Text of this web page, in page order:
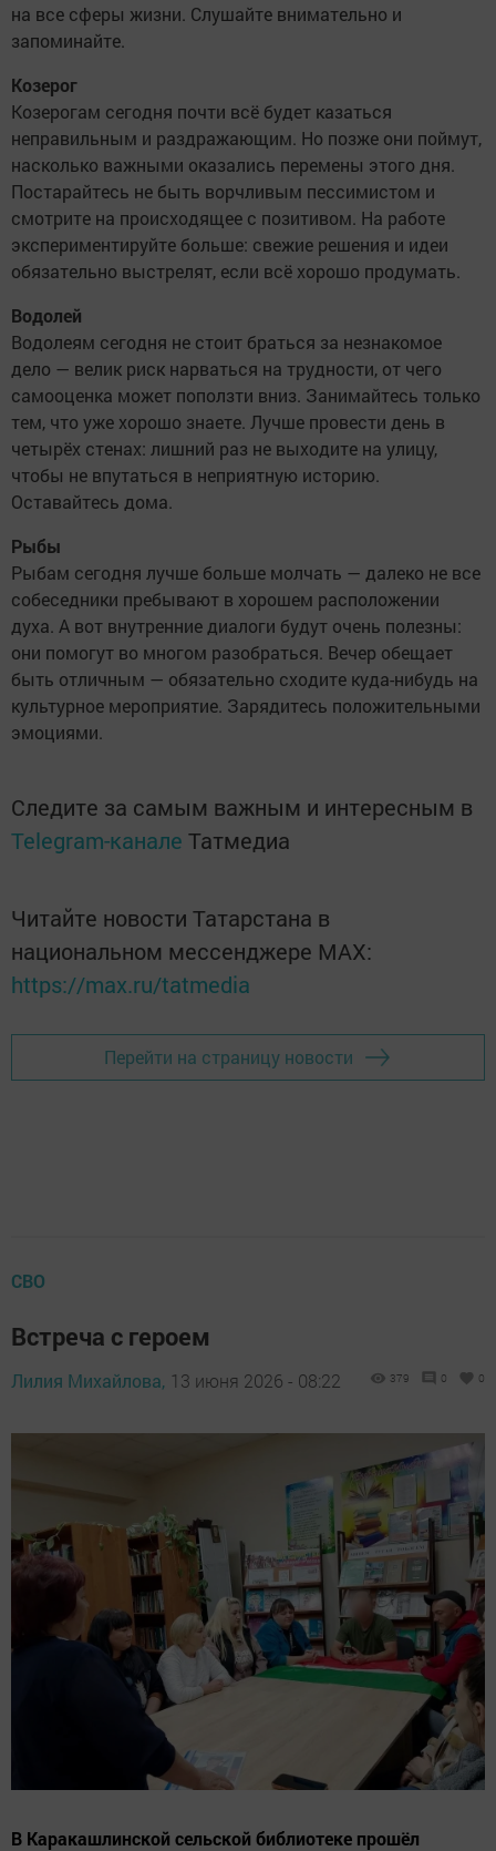
на все сферы жизни. Слушайте внимательно и
запоминайте.
Козерог
Козерогам сегодня почти всё будет казаться
неправильным и раздражающим. Но позже они поймут,
насколько важными оказались перемены этого дня.
Постарайтесь не быть ворчливым пессимистом и
смотрите на происходящее с позитивом. На работе
экспериментируйте больше: свежие решения и идеи
обязательно выстрелят, если всё хорошо продумать.
Водолей
Водолеям сегодня не стоит браться за незнакомое
дело — велик риск нарваться на трудности, от чего
самооценка может поползти вниз. Занимайтесь только
тем, что уже хорошо знаете. Лучше провести день в
четырёх стенах: лишний раз не выходите на улицу,
чтобы не впутаться в неприятную историю.
Оставайтесь дома.
Рыбы
Рыбам сегодня лучше больше молчать — далеко не все
собеседники пребывают в хорошем расположении
духа. А вот внутренние диалоги будут очень полезны:
они помогут во многом разобраться. Вечер обещает
быть отличным — обязательно сходите куда-нибудь на
культурное мероприятие. Зарядитесь положительными
эмоциями.
Следите за самым важным и интересным в
Telegram-канале Татмедиа
Читайте новости Татарстана в
национальном мессенджере MАХ:
https://max.ru/tatmedia
Перейти на страницу новости
СВО
Встреча с героем
Лилия Михайлова, 13 июня 2026 - 08:22 379 0 0
В Каракашлинской сельской библиотеке прошёл